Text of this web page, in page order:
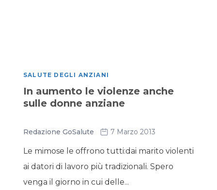
SALUTE DEGLI ANZIANI
In aumento le violenze anche
sulle donne anziane
Redazione GoSalute 7 Marzo 2013
Le mimose le offrono tutti:dai marito violenti
ai datori di lavoro più tradizionali. Spero
venga il giorno in cui delle...